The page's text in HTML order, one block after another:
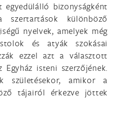
bizonyságként
szertartások különböző
nyelvek, amelyek még
és atyák szokásai
ezzel azt a választott
isteni szerzőjének.
születésekor, amikor a
tájairól érkezve jöttek